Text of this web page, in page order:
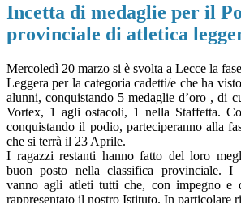
Incetta di medaglie per il
provinciale di atletica
Mercoledì 20 marzo si è svolta a Lecce la
Leggera per la categoria cadetti/e che ha
alunni, conquistando 5 medaglie d’oro , di
Vortex, 1 agli ostacoli, 1 nella Staffetta.
conquistando il podio, parteciperanno alla
che si terrà il 23 Aprile.
I ragazzi restanti hanno fatto del loro
buon posto nella classifica provinciale. I
vanno agli atleti tutti che, con impegno e
rappresentato il nostro Istituto. In particolare